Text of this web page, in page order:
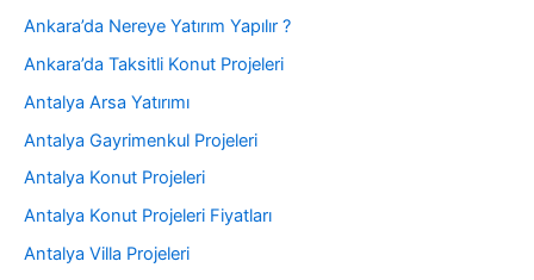
Ankara’da Nereye Yatırım Yapılır ?
Ankara’da Taksitli Konut Projeleri
Antalya Arsa Yatırımı
Antalya Gayrimenkul Projeleri
Antalya Konut Projeleri
Antalya Konut Projeleri Fiyatları
Antalya Villa Projeleri